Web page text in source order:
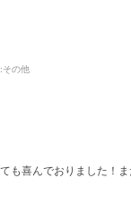
:その他
喜んでおりました！ま